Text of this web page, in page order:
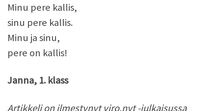
Minu pere kallis,
sinu pere kallis.
Minu ja sinu,
pere on kallis!
Janna, 1. klass
Artikkeli on ilmestynyt viro.nyt -julkaisussa